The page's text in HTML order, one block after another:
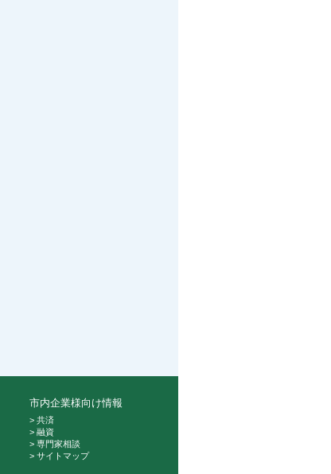
市内企業様向け情報
> 共済
> 融資
> 専門家相談
> サイトマップ